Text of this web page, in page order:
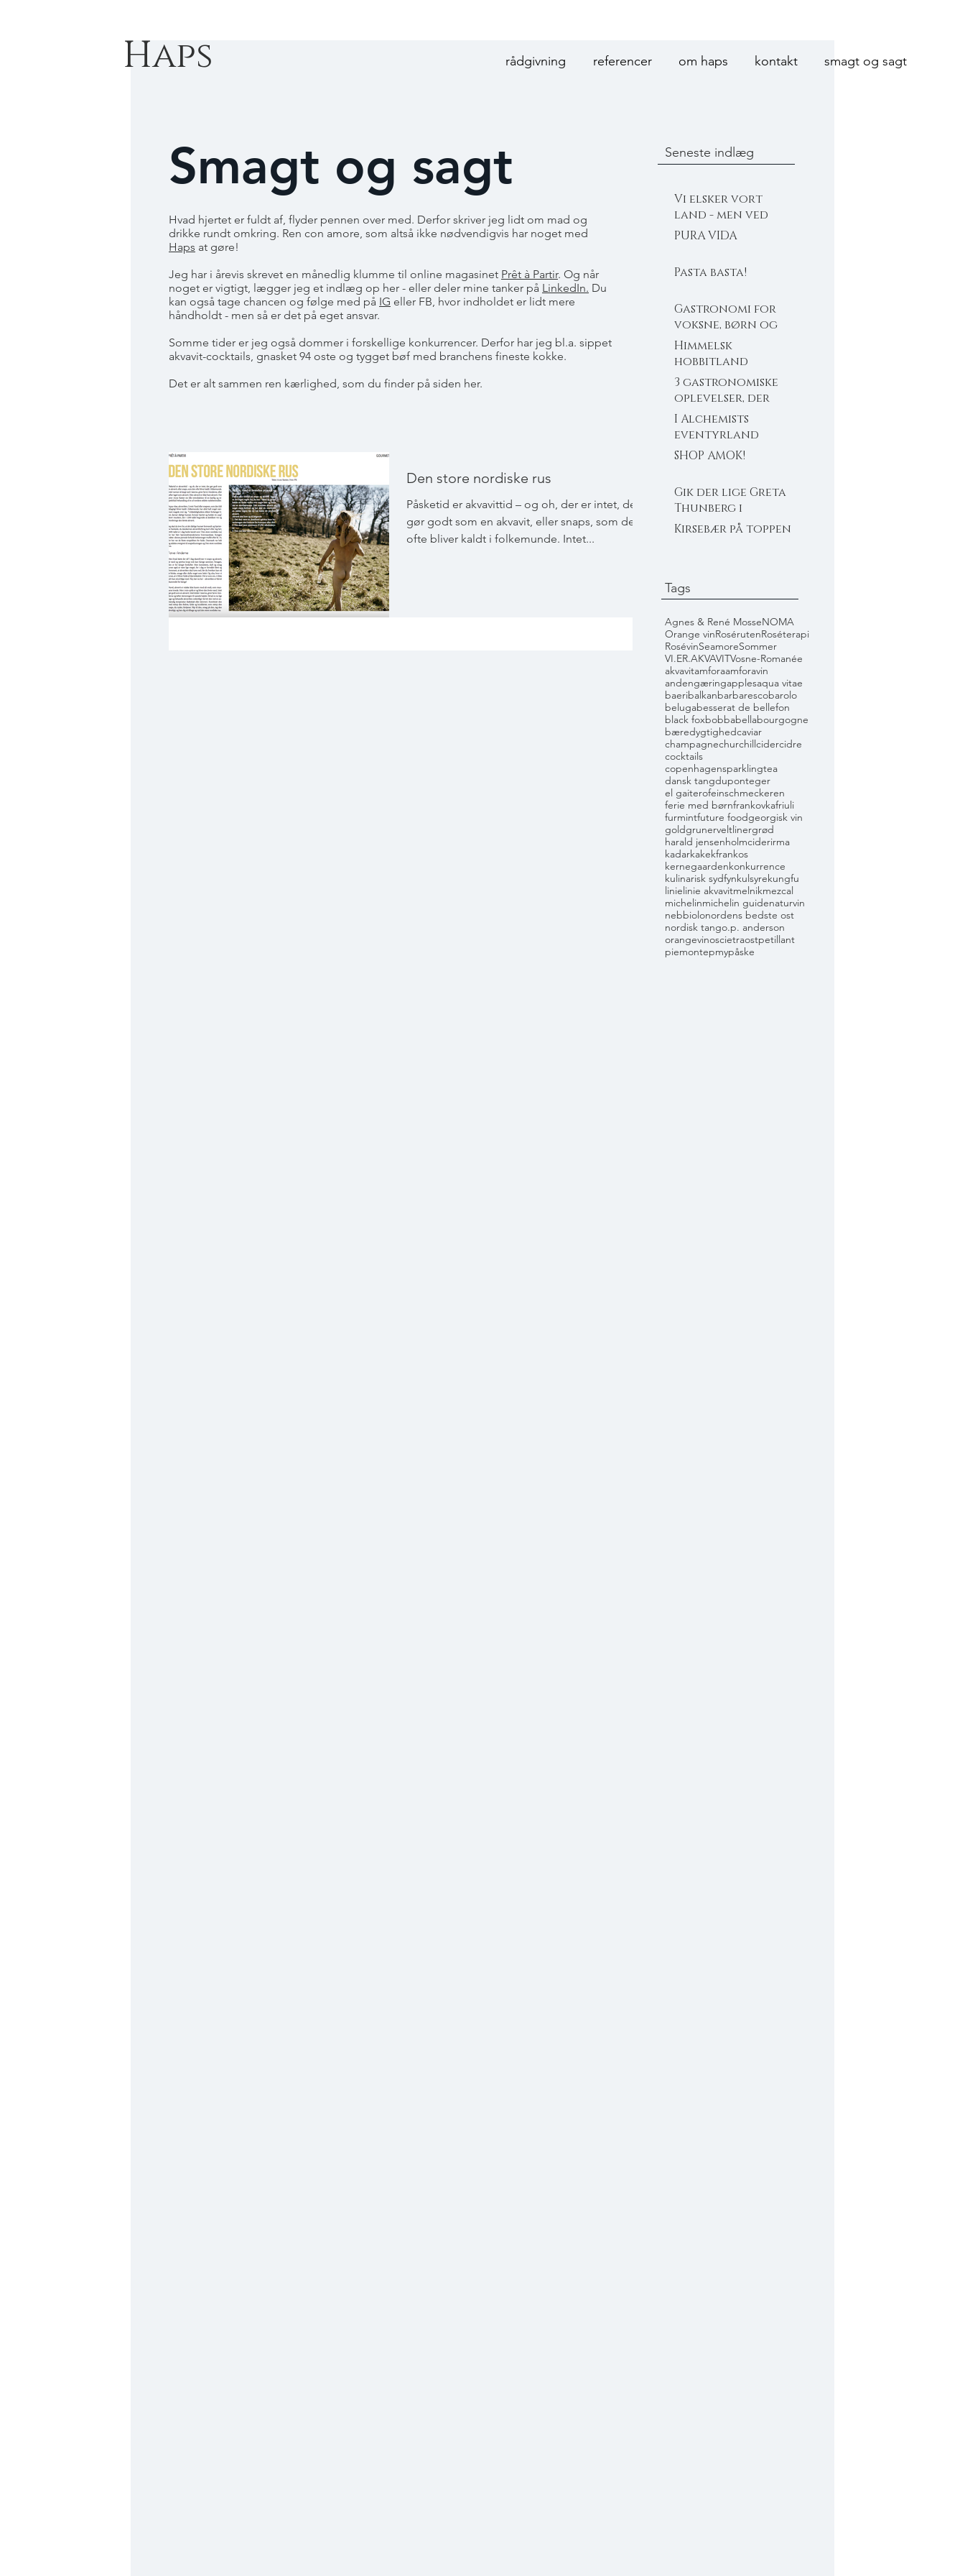
Haps rådgivning referencer om haps kontakt smagt og sagt
Smagt og sagt
Hvad hjertet er fuldt af, flyder pennen over med. Derfor skriver jeg lidt om mad og
drikke rundt omkring. Ren con amore, som altså ikke nødvendigvis har noget med
Haps at gøre!
Jeg har i årevis skrevet en månedlig klumme til online magasinet Prêt à Partir. Og når
noget er vigtigt, lægger jeg et indlæg op her - eller deler mine tanker på LinkedIn. Du
kan også tage chancen og følge med på IG eller FB, hvor indholdet er lidt mere
håndholdt - men så er det på eget ansvar.
Somme tider er jeg også dommer i forskellige konkurrencer. Derfor har jeg bl.a. sippet
akvavit-cocktails, gnasket 94 oste og tygget bøf med branchens fineste kokke.
Det er alt sammen ren kærlighed, som du finder på siden her.
Seneste indlæg
Vi elsker vort
land - men ved
Michelin mest
PURA VIDA
Pasta basta!
Gastronomi for
voksne, børn og
bamser
Himmelsk
hobbitland
3 gastronomiske
oplevelser, der
ikke flækker dig
I Alchemists
eventyrland
SHOP AMOK!
Gik der lige Greta
Thunberg i
Michelin?
Kirsebær på toppen
Tags
Agnes & René MosseNOMA
Orange vinRosérutenRoséterapi
RosévinSeamoreSommer
VI.ER.AKVAVITVosne-Romanée
akvavitamforaamforavin
andengæringapplesaqua vitae
baeribalkanbarbarescobarolo
belugabesserat de bellefon
black foxbobbabellabourgogne
bæredygtighedcaviar
champagnechurchillcidercidre
cocktails
copenhagensparklingtea
dansk tangduponteger
el gaiterofeinschmeckeren
ferie med børnfrankovkafriuli
furmintfuture foodgeorgisk vin
goldgrunerveltlinergrød
harald jensenholmciderirma
kadarkakekfrankos
kernegaardenkonkurrence
kulinarisk sydfynkulsyrekungfu
linielinie akvavitmelnikmezcal
michelinmichelin guidenaturvin
nebbiolonordens bedste ost
nordisk tango.p. anderson
orangevinoscietraostpetillant
piemontepmypåske
Den store nordiske rus
Påsketid er akvavittid – og oh, der er intet, der
gør godt som en akvavit, eller snaps, som den
ofte bliver kaldt i folkemunde. Intet...